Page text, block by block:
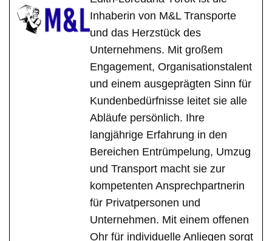
Inhaberin von M&L Transporte
und das Herzstück des
Unternehmens. Mit großem
Engagement, Organisationstalent
und einem ausgeprägten Sinn für
Kundenbedürfnisse leitet sie alle
Abläufe persönlich. Ihre
langjährige Erfahrung in den
Bereichen Entrümpelung, Umzug
und Transport macht sie zur
kompetenten Ansprechpartnerin
für Privatpersonen und
Unternehmen. Mit einem offenen
Ohr für individuelle Anliegen sorgt